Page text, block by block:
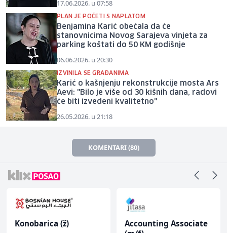
17.06.2026. u 07:58
PLAN JE POČETI S NAPLATOM
Benjamina Karić obećala da će
stanovnicima Novog Sarajeva vinjeta za
parking koštati do 50 KM godišnje
06.06.2026. u 20:30
IZVINILA SE GRAĐANIMA
Karić o kašnjenju rekonstrukcije mosta Ars
Aevi: "Bilo je više od 30 kišnih dana, radovi
će biti izvedeni kvalitetno"
26.05.2026. u 21:18
KOMENTARI (80)
Konobarica (ž)
Accounting Associate